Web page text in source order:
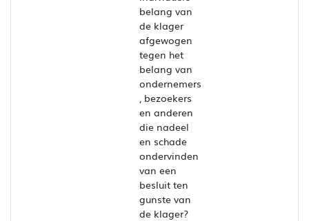
belang van
de klager
afgewogen
tegen het
belang van
ondernemers
, bezoekers
en anderen
die nadeel
en schade
ondervinden
van een
besluit ten
gunste van
de klager?